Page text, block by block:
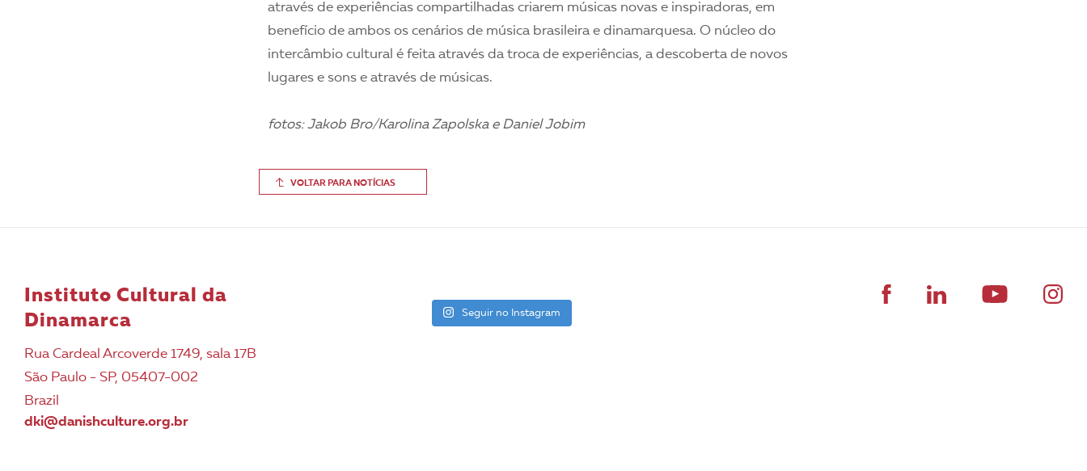
através de experiências compartilhadas criarem músicas novas e inspiradoras, em
benefício de ambos os cenários de música brasileira e dinamarquesa. O núcleo do
intercâmbio cultural é feita através da troca de experiências, a descoberta de novos
lugares e sons e através de músicas.
fotos: Jakob Bro/Karolina Zapolska e Daniel Jobim
VOLTAR PARA NOTÍCIAS
Instituto Cultural da
Dinamarca
Rua Cardeal Arcoverde 1749, sala 17B
São Paulo - SP, 05407-002
Brazil
dki@danishculture.org.br
Seguir no Instagram